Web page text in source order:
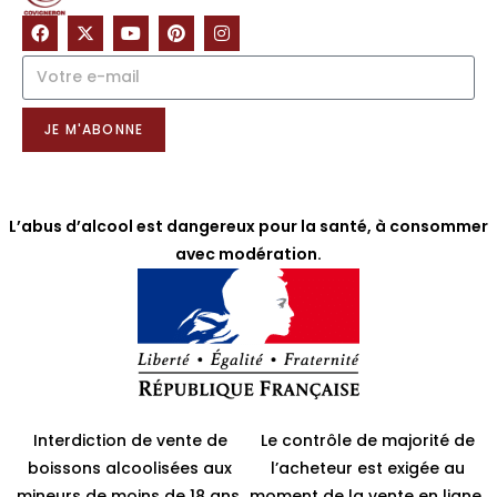
NOTRE NEWSLETTER
JE M'ABONNE
L’abus d’alcool est dangereux pour la santé, à consommer
avec modération.
Interdiction de vente de
boissons alcoolisées aux
Le contrôle de majorité de
l’acheteur est exigée au